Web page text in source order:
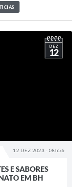
12 DEZ 2023 - 08h56
DEZ
12
E SABORES
EM BH